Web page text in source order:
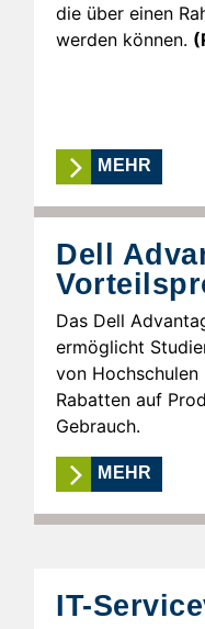
die über einen
werden können.
MEHR
Dell
Das Dell
ermöglicht
von Hochschulen
Rabatten auf
Gebrauch.
MEHR
IT-